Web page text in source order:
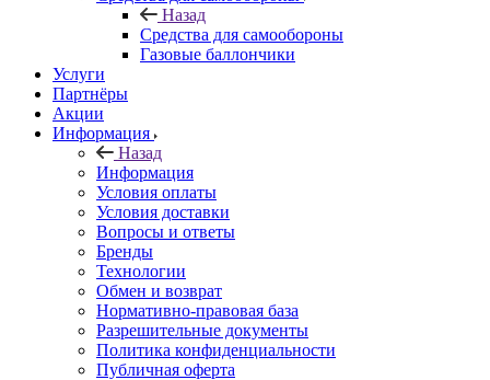
Назад
Средства для самообороны
Газовые баллончики
Услуги
Партнёры
Акции
Информация
Назад
Информация
Условия оплаты
Условия доставки
Вопросы и ответы
Бренды
Технологии
Обмен и возврат
Нормативно-правовая база
Разрешительные документы
Политика конфиденциальности
Публичная оферта